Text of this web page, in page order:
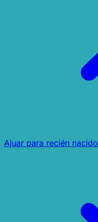
Ajuar para recién nacido